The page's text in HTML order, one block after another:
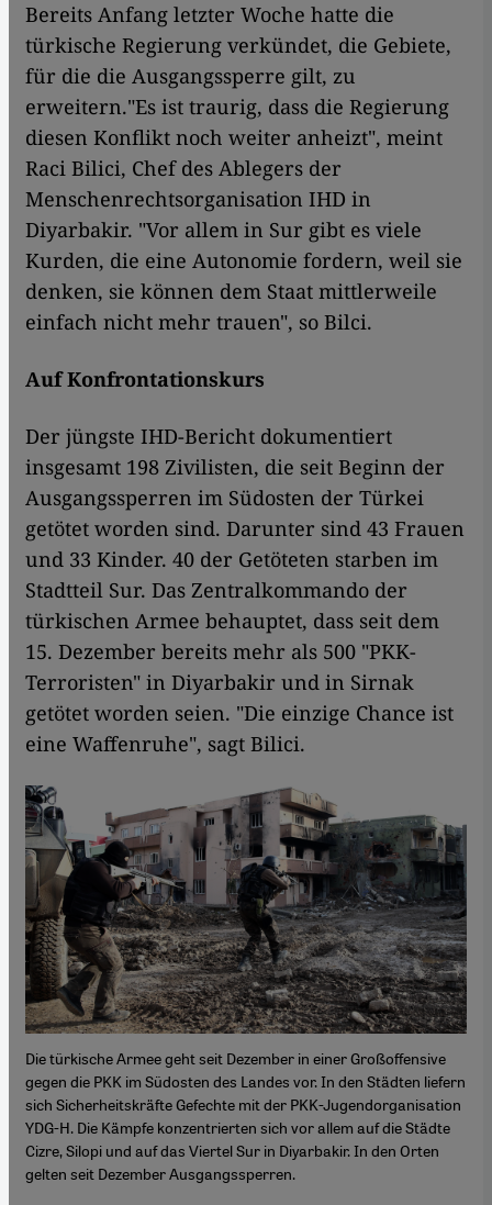
Bereits Anfang letzter Woche hatte die
türkische Regierung verkündet, die Gebiete,
für die die Ausgangssperre gilt, zu
erweitern."Es ist traurig, dass die Regierung
diesen Konflikt noch weiter anheizt", meint
Raci Bilici, Chef des Ablegers der
Menschenrechtsorganisation IHD in
Diyarbakir. "Vor allem in Sur gibt es viele
Kurden, die eine Autonomie fordern, weil sie
denken, sie können dem Staat mittlerweile
einfach nicht mehr trauen", so Bilci.
Auf Konfrontationskurs
Der jüngste IHD-Bericht dokumentiert
insgesamt 198 Zivilisten, die seit Beginn der
Ausgangssperren im Südosten der Türkei
getötet worden sind. Darunter sind 43 Frauen
und 33 Kinder. 40 der Getöteten starben im
Stadtteil Sur. Das Zentralkommando der
türkischen Armee behauptet, dass seit dem
15. Dezember bereits mehr als 500 "PKK-
Terroristen" in Diyarbakir und in Sirnak
getötet worden seien. "Die einzige Chance ist
eine Waffenruhe", sagt Bilici.
Die türkische Armee geht seit Dezember in einer Großoffensive
gegen die PKK im Südosten des Landes vor. In den Städten liefern
sich Sicherheitskräfte Gefechte mit der PKK-Jugendorganisation
YDG-H. Die Kämpfe konzentrierten sich vor allem auf die Städte
Cizre, Silopi und auf das Viertel Sur in Diyarbakir. In den Orten
gelten seit Dezember Ausgangssperren.